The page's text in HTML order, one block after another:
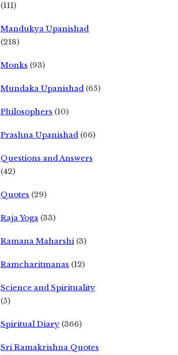
(111)
Mandukya Upanishad
(218)
Monks (93)
Mundaka Upanishad (65)
Philosophers (10)
Prashna Upanishad (66)
Questions and Answers
(42)
Quotes (29)
Raja Yoga (33)
Ramana Maharshi (3)
Ramcharitmanas (12)
Science and Spirituality
(5)
Spiritual Diary (366)
Sri Ramakrishna Quotes